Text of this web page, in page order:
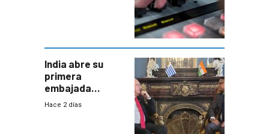
India abre su
primera
embajada
residente en
Hace 2 días